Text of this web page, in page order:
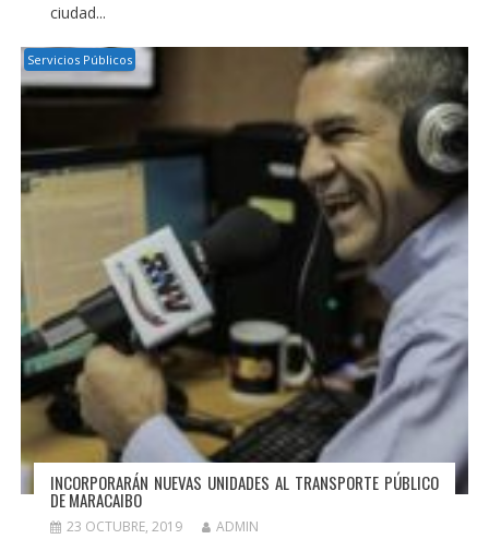
ciudad...
Servicios Públicos
INCORPORARÁN NUEVAS UNIDADES AL TRANSPORTE PÚBLICO
DE MARACAIBO
23 OCTUBRE, 2019 ADMIN